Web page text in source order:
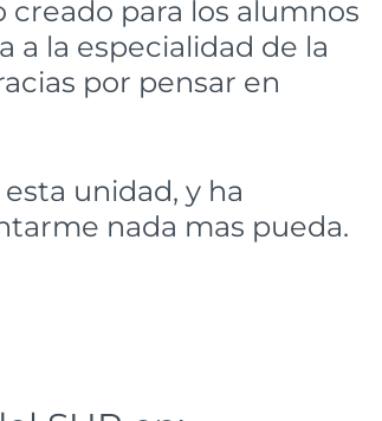
creado para los alumnos
a la especialidad de la
por pensar en
unidad, y ha
nada mas pueda.